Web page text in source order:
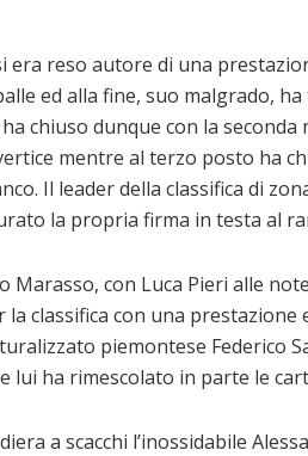
era reso autore di una
ed alla fine, suo malgrado,
chiuso dunque con la seconda
mentre al terzo posto ha
Il leader della classifica di
la propria firma in testa al
Marasso, con Luca Pieri alle
classifica con una prestazione
piemontese Federico
lui ha rimescolato in parte le
a scacchi l’inossidabile